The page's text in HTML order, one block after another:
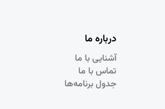
درباره ما
آشنایی با ما
تماس با ما
جدول برنامه‌ها